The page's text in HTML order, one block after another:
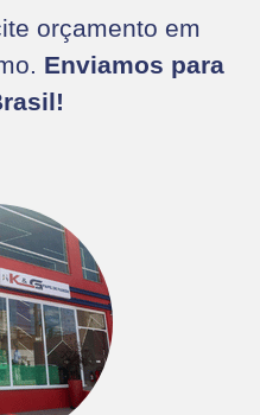
orçamento em
Enviamos para